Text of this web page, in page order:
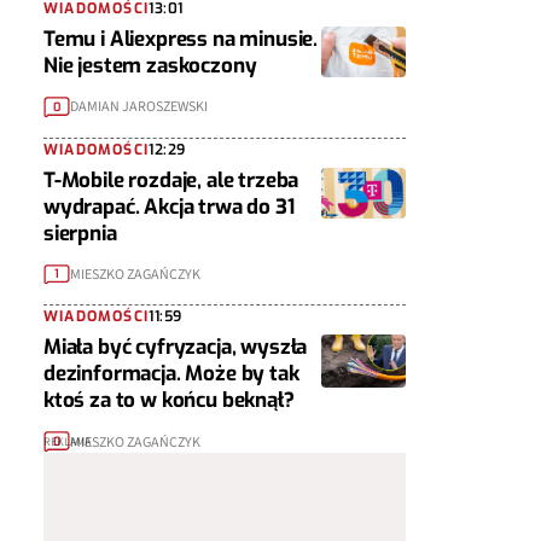
WIADOMOŚCI13:01
Temu i Aliexpress na minusie.
Nie jestem zaskoczony
0 DAMIAN JAROSZEWSKI
WIADOMOŚCI12:29
T-Mobile rozdaje, ale trzeba
wydrapać. Akcja trwa do 31
sierpnia
1 MIESZKO ZAGAŃCZYK
WIADOMOŚCI11:59
Miała być cyfryzacja, wyszła
dezinformacja. Może by tak
ktoś za to w końcu beknął?
0 MIESZKO ZAGAŃCZYK